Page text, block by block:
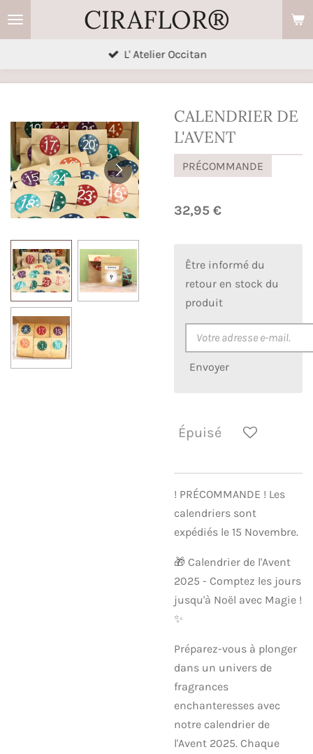
Passer
principal
CIRAFLOR®
L' Atelier Occitan
CALENDRIER DE
L'AVENT
PRÉCOMMANDE
32,95 €
Être informé du
retour en stock du
produit
Envoyer
Épuisé
! PRÉCOMMANDE ! Les
calendriers sont
expédiés le 15 Novembre.
🎁 Calendrier de l'Avent
2025 - Comptez les jours
jusqu'à Noël avec Magie !
✨
Préparez-vous à plonger
dans un univers de
fragrances
enchanteresses avec
notre calendrier de
l'Avent 2025. Chaque